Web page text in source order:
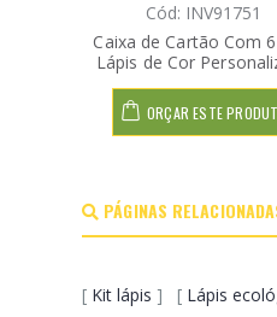
Cód: INV91751
Caixa de Cartão Com
Lápis de Cor
ORÇAR ESTE
PÁGINAS
[ Kit lápis ] [ Lápis